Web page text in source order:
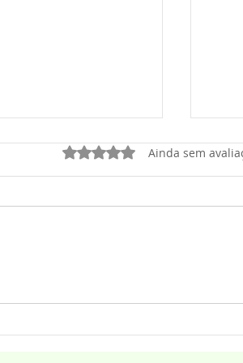
Avaliado com 0 de 5
Ainda sem